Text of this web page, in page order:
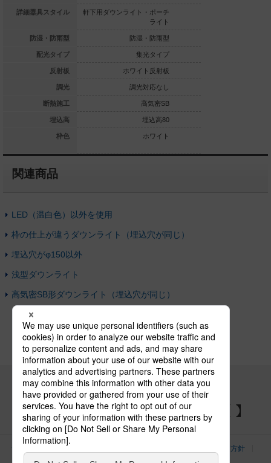
詳細器具スタイル
防湿・防雨型
配光タイプ
反射板
調光
断熱施工
埋込高
枠色
イト・ポーチ
防湿・防雨型
拡散タイプ
高気密SB
軒下用ダウンライト・ポーチ
ライト
防湿・防雨型
集光タイプ
ホワイト反射板
調光対応なし
高気密SB
埋込高80
ホワイト
関連商品
LED（温白色）以外を使用
枠の仕上が違うダウンライト（埋込穴が同じ）
埋込穴がφ150以外
浅型ダウンライト
高気密SB形ダウンライト（埋込穴が同じ）
パナソニックの電気設備 SNSアカウント
サイトのご利用にあたって
個人情報保護方針